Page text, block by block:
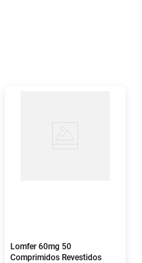
Lomfer 60mg 50
Comprimidos Revestidos